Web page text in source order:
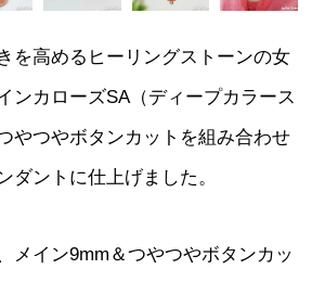
を高めるヒーリングストーンの女
ンカローズSA（ディープカラース
やつやボタンカットを組み合わせ
ダントに仕上げました。
メイン9mm＆つやつやボタンカッ